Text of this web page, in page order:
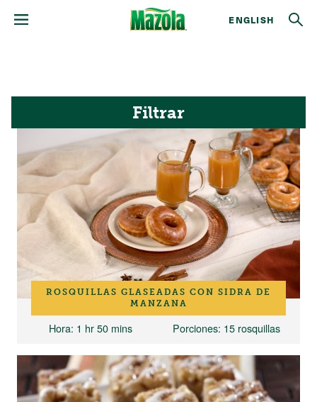
ENGLISH
Filtrar
ROSQUILLAS GLASEADAS CON SIDRA DE
MANZANA
Hora: 1 hr 50 mins Porciones: 15 rosquillas